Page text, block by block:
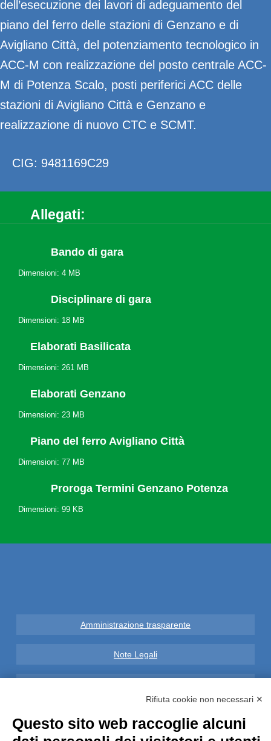
dell’esecuzione dei lavori di adeguamento del
piano del ferro delle stazioni di Genzano e di
Avigliano Città, del potenziamento tecnologico in
ACC-M con realizzazione del posto centrale ACC-
M di Potenza Scalo, posti periferici ACC delle
stazioni di Avigliano Città e Genzano e
realizzazione di nuovo CTC e SCMT.
CIG: 9481169C29
Allegati:
Bando di gara
Dimensioni: 4 MB
Disciplinare di gara
Dimensioni: 18 MB
Elaborati Basilicata
Dimensioni: 261 MB
Elaborati Genzano
Dimensioni: 23 MB
Piano del ferro Avigliano Città
Dimensioni: 77 MB
Proroga Termini Genzano Potenza
Dimensioni: 99 KB
Amministrazione trasparente
Note Legali
Rifiuta cookie non necessari ✕
Questo sito web raccoglie alcuni